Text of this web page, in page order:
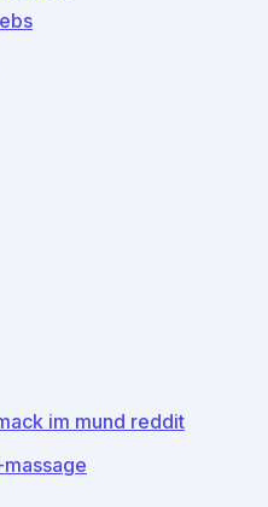
im mund reddit